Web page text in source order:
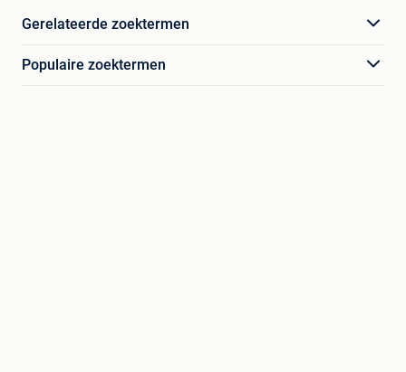
Gerelateerde zoektermen
Populaire zoektermen